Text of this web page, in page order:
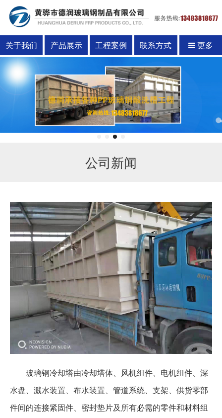
关于我们 产品展示 工程案例 联系方式 更多
公司新闻
玻璃钢冷却塔由冷却塔体、风机组件、电机组件、深
水盘、溅水装置、布水装置、管道系统、支架、供货零部
件间的连接紧固件、密封垫片及所有必需的零件和材料组